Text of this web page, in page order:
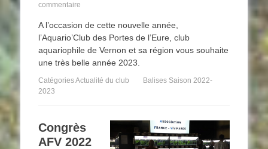
commentaire
A l’occasion de cette nouvelle année,
l’Aquario’Club des Portes de l’Eure, club
aquariophile de Vernon et sa région vous souhaite
une très belle année 2023.
CatégoriesActualité du club Balises Saison 2022-
2023
Congrès
AFV 2022